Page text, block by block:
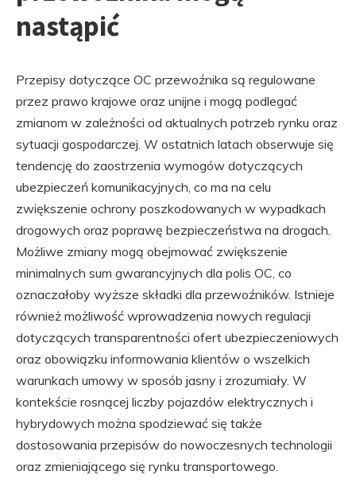
nastąpić
Przepisy dotyczące OC przewoźnika są regulowane
przez prawo krajowe oraz unijne i mogą podlegać
zmianom w zależności od aktualnych potrzeb rynku oraz
sytuacji gospodarczej. W ostatnich latach obserwuje się
tendencję do zaostrzenia wymogów dotyczących
ubezpieczeń komunikacyjnych, co ma na celu
zwiększenie ochrony poszkodowanych w wypadkach
drogowych oraz poprawę bezpieczeństwa na drogach.
Możliwe zmiany mogą obejmować zwiększenie
minimalnych sum gwarancyjnych dla polis OC, co
oznaczałoby wyższe składki dla przewoźników. Istnieje
również możliwość wprowadzenia nowych regulacji
dotyczących transparentności ofert ubezpieczeniowych
oraz obowiązku informowania klientów o wszelkich
warunkach umowy w sposób jasny i zrozumiały. W
kontekście rosnącej liczby pojazdów elektrycznych i
hybrydowych można spodziewać się także
dostosowania przepisów do nowoczesnych technologii
oraz zmieniającego się rynku transportowego.